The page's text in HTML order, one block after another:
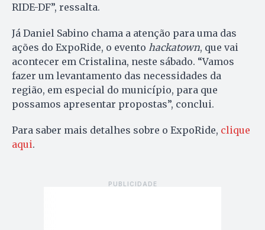
RIDE-DF”, ressalta.
Já Daniel Sabino chama a atenção para uma das
ações do ExpoRide, o evento hackatown, que vai
acontecer em Cristalina, neste sábado. “Vamos
fazer um levantamento das necessidades da
região, em especial do município, para que
possamos apresentar propostas”, conclui.
Para saber mais detalhes sobre o ExpoRide, clique
aqui.